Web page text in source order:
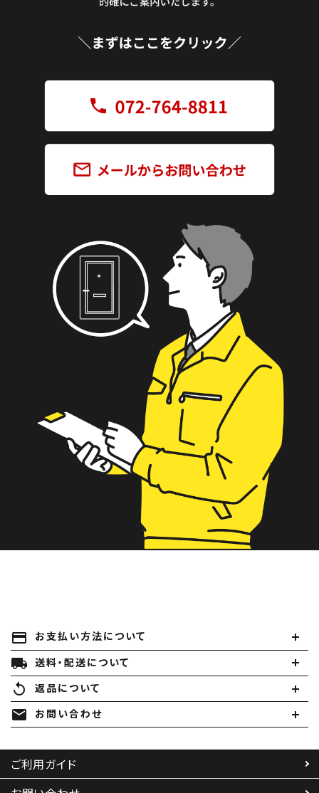
payment お支払い方法について
local_shipping 送料・配送について
replay 返品について
mail お問い合わせ
ご利用ガイド